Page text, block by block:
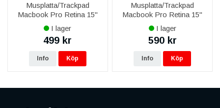
Musplatta/Trackpad
Macbook Pro Retina 15"
A1398 (Mid 2012-Early
2013)
I lager
499 kr
Info Köp
Musplatta/Trackpad
Macbook Pro Retina 15"
A1398 (Early 2015-Mid
2016)
I lager
590 kr
Info Köp